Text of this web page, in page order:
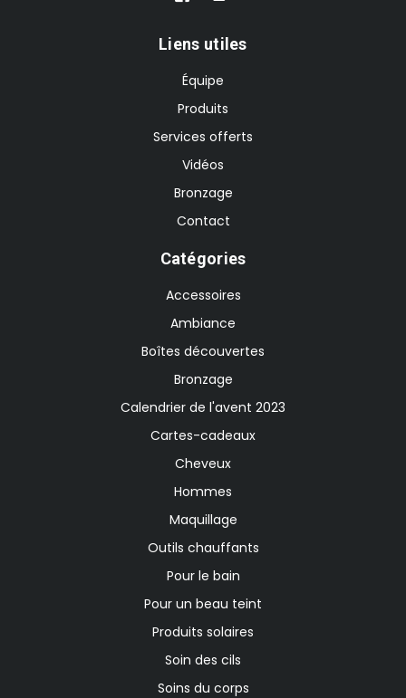
Liens utiles
Équipe
Produits
Services offerts
Vidéos
Bronzage
Contact
Catégories
Accessoires
Ambiance
Boîtes découvertes
Bronzage
Calendrier de l'avent 2023
Cartes-cadeaux
Cheveux
Hommes
Maquillage
Outils chauffants
Pour le bain
Pour un beau teint
Produits solaires
Soin des cils
Soins du corps